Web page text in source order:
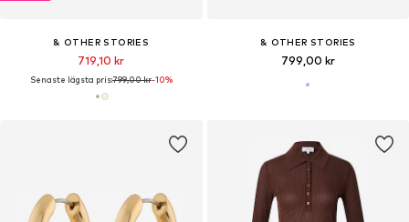
& OTHER STORIES
719,10 kr
Senaste lägsta pris:799,00 kr-10%
& OTHER STORIES
799,00 kr